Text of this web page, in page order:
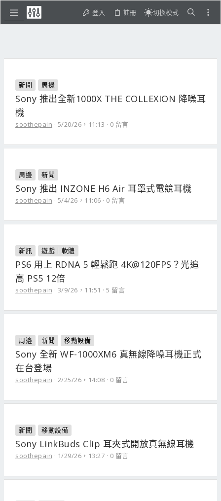
登入 註冊 切換模式
新聞 周邊
Sony 推出全新1000X THE COLLEXION 降噪耳
機
soothepain 5/20/26，11:13 0 留言
周邊 新聞
Sony 推出 INZONE H6 Air 耳罩式電競耳機
soothepain 5/4/26，11:06 0 留言
新訊 遊戲｜軟體
PS6 用上 RDNA 5 輕鬆跑 4K@120FPS？光追
高 PS5 12倍
soothepain 3/9/26，11:51 5 留言
周邊 新聞 移動設備
Sony 全新 WF-1000XM6 真無線降噪耳機正式
在台登場
soothepain 2/25/26，14:08 0 留言
新聞 移動設備
Sony LinkBuds Clip 耳夾式開放真無線耳機
soothepain 1/29/26，13:27 0 留言